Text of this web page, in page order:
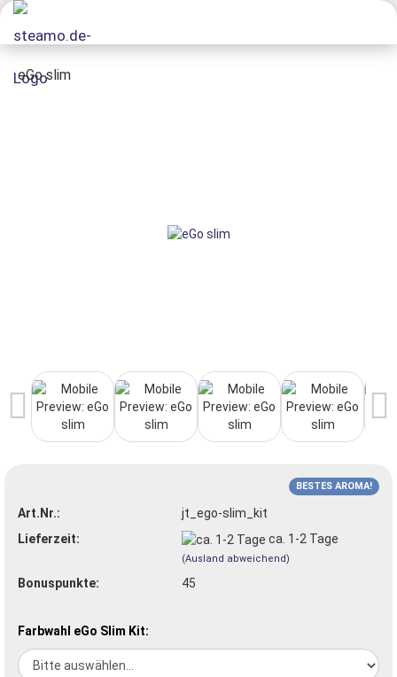
eGo slim
BESTES AROMA!
Art.Nr.:
jt_ego-slim_kit
Lieferzeit:
ca. 1-2 Tage
(Ausland abweichend)
Bonuspunkte: 45
Farbwahl eGo Slim Kit: